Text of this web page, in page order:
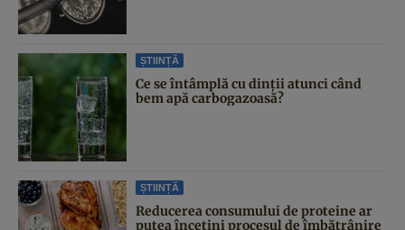
ȘTIINȚĂ
Ce se întâmplă cu dinții atunci când
bem apă carbogazoasă?
ȘTIINȚĂ
Reducerea consumului de proteine ar
putea încetini procesul de îmbătrânire